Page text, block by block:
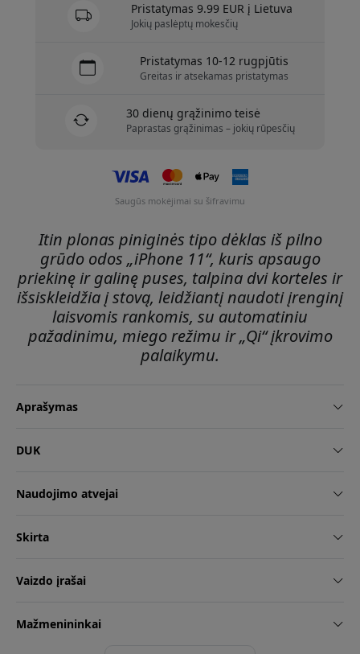
Pristatymas 9.99 EUR į Lietuva
Jokių paslėptų mokesčių
Pristatymas 10-12 rugpjūtis
Greitas ir atsekamas pristatymas
30 dienų grąžinimo teisė
Paprastas grąžinimas – jokių rūpesčių
Saugūs mokėjimai su šifravimu
Itin plonas piniginės tipo dėklas iš pilno
grūdo odos „iPhone 11“, kuris apsaugo
priekinę ir galinę puses, talpina dvi korteles ir
išsiskleidžia į stovą, leidžiantį naudoti įrenginį
laisvomis rankomis, su automatiniu
pažadinimu, miego režimu ir „Qi“ įkrovimo
palaikymu.
Aprašymas
DUK
Naudojimo atvejai
Skirta
Vaizdo įrašai
Mažmenininkai